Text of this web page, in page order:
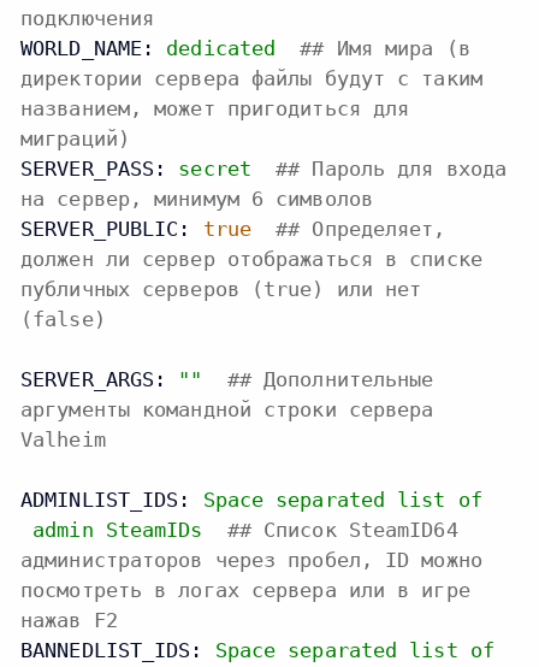
подключения
WORLD_NAME:
dedicated
## Имя мира (в
директории сервера файлы будут с таким
названием, может пригодиться для
миграций)
SERVER_PASS:
secret
## Пароль для входа
на сервер, минимум 6 символов
SERVER_PUBLIC:
true
## Определяет,
должен ли сервер отображаться в списке
публичных серверов (true) или нет
(false)
SERVER_ARGS: ""
## Дополнительные
аргументы командной строки сервера
Valheim
ADMINLIST_IDS: Space separated list
of
admin SteamIDs
## Список SteamID64
администраторов через пробел, ID можно
посмотреть в логах сервера или в игре
нажав F2
BANNEDLIST_IDS:
Space separated list of